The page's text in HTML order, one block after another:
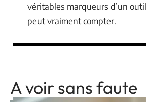
véritables marqueurs d’un
peut vraiment compter.
A voir sans faute